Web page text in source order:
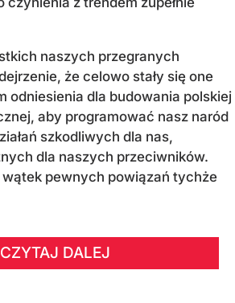
naszych przegranych
że celowo stały się one
odniesienia dla budowania polskiej
aby programować nasz naród
szkodliwych dla nas,
dla naszych przeciwników.
wątek pewnych powiązań tychże
CZYTAJ DALEJ